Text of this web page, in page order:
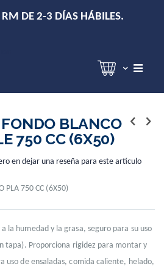
RM DE 2-3 DÍAS HÁBILES.
BLANCO
750 CC (6X50)
en dejar una reseña para este artículo
PLA 750 CC (6X50)
la humedad y la grasa, seguro para su uso
tapa). Proporciona rigidez para montar y
uso de ensaladas, comida caliente, helado,